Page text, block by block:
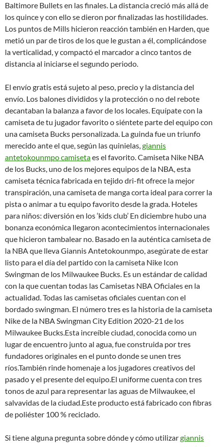
Baltimore Bullets en las finales. La distancia creció más allá de
los quince y con ello se dieron por finalizadas las hostilidades.
Los puntos de Mills hicieron reacción también en Harden, que
metió un par de tiros de los que le gustan a él, complicándose
la verticalidad, y compactó el marcador a cinco tantos de
distancia al iniciarse el segundo periodo.
El envío gratis está sujeto al peso, precio y la distancia del
envío. Los balones divididos y la protección o no del rebote
decantaban la balanza a favor de los locales. Equípate con la
camiseta de tu jugador favorito o siéntete parte del equipo con
una camiseta Bucks personalizada. La guinda fue un triunfo
merecido ante el que, según las quinielas,giannis
antetokounmpo camisetaes el favorito. Camiseta Nike NBA
de los Bucks, uno de los mejores equipos de la NBA, esta
camiseta técnica fabricada en tejido dri-fit ofrece la mejor
transpiración, una camiseta de manga corta ideal para correr la
pista o animar a tu equipo favorito desde la grada. Hoteles
para niños: diversión en los ‘kids club’ En diciembre hubo una
bonanza económica llegaron acontecimientos internacionales
que hicieron tambalear no. Basado en la auténtica camiseta de
la NBA que lleva Giannis Antetokounmpo, asegúrate de estar
listo para el día del partido con la camiseta Nike Icon
Swingman de los Milwaukee Bucks. Es un estándar de calidad
con la que cuentan todas las Camisetas NBA Oficiales en la
actualidad. Todas las camisetas oficiales cuentan con el
bordado swingman. El número tres es la historia de la camiseta
Nike de la NBA Swingman City Edition 2020-21 de los
Milwaukee Bucks.Esta increíble ciudad, conocida como un
lugar de encuentro junto al agua, fue construida por tres
fundadores originales en el punto donde se unen tres
ríos.También rinde homenaje a los jugadores creativos del
pasado y el presente del equipo.El uniforme cuenta con tres
tonos de azul para representar las aguas de Milwaukee, el
salvavidas de la ciudad.Este producto está fabricado con fibras
de poliéster 100 % reciclado.
Si tiene alguna pregunta sobre dónde y cómo utilizargiannis